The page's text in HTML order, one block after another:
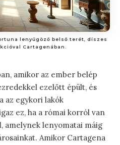
lenyűgöző belső terét, díszes
Cartagenában.
amikor az ember belép
ezelőtt épült, és
az egykori lakók
ez, ha a római korról van
amelynek lenyomatai máig
Amikor Cartagena